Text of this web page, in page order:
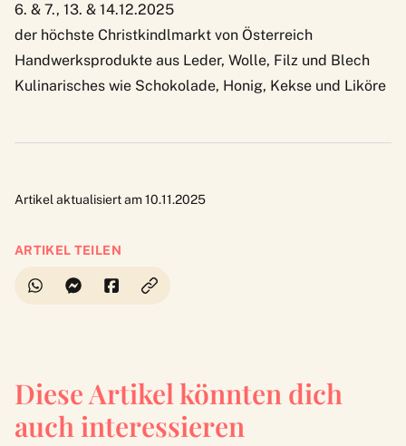
6. & 7., 13. & 14.12.2025
der höchste Christkindlmarkt von Österreich
Handwerksprodukte aus Leder, Wolle, Filz und Blech
Kulinarisches wie Schokolade, Honig, Kekse und Liköre
Artikel aktualisiert am 10.11.2025
ARTIKEL TEILEN
Diese Artikel könnten dich
auch interessieren